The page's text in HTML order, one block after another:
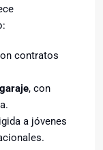
contratos
, con
a jóvenes